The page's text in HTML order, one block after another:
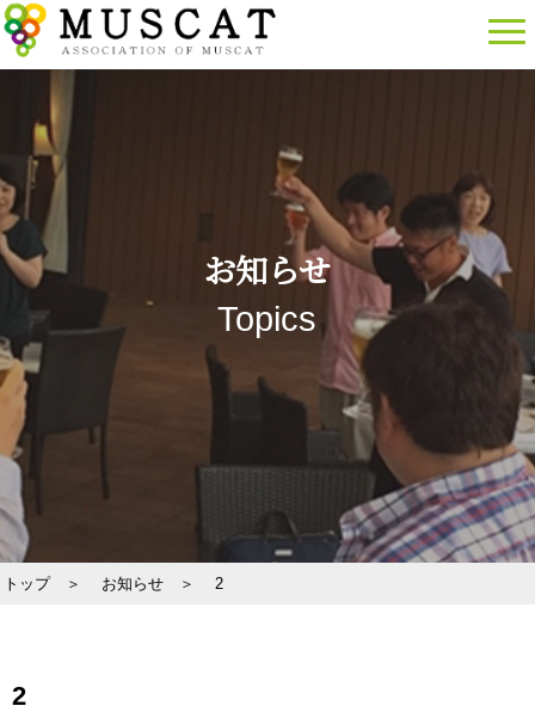
お知らせ
Topics
トップ ＞ お知らせ ＞ 2
2